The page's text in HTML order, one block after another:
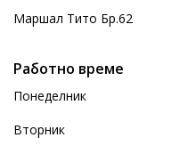
Маршал Тито Бр.62
Работно време
Понеделник
Вторник